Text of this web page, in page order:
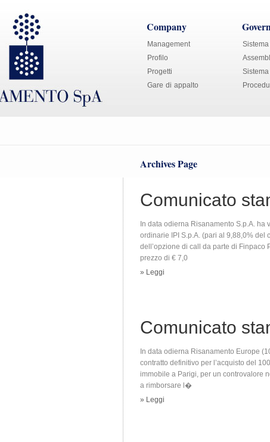
Company
Management
Profilo
Progetti
Gare di appalto
Archives Page
Comunicato
In data odierna Risanamento S.p.A.
ordinarie IPI S.p.A. (pari al 9,88,0% del
dell’opzione di call da parte di Finpaco
prezzo di € 7,0
» Leggi
Comunicato
In data odierna Risanamento Europe
contratto definitivo per l’acquisto del
immobile a Parigi, per un controvalore
a rimborsare l�
» Leggi